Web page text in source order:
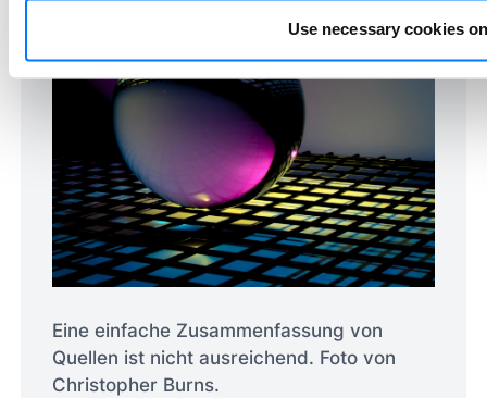
Use necessary cookies
Eine einfache Zusammenfassung von
Quellen ist nicht ausreichend. Foto von
Christopher Burns.